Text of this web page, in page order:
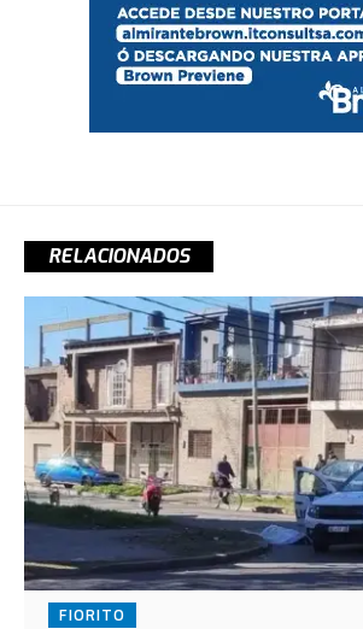
RELACIONADOS
FIORITO